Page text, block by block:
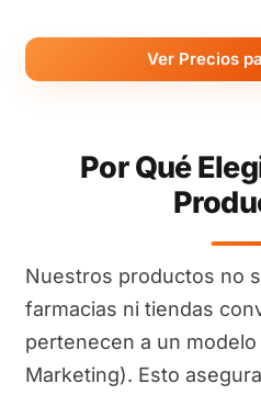
Ver Precios
Por Qué
Nuestros productos no
farmacias ni tiendas
pertenecen a un
Marketing). Esto